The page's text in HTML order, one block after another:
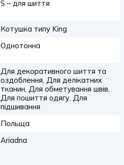
S – для шиття
Котушка типу King
Однотонна
Для декоративного шиття та
оздоблення, Для делікатних
тканин, Для обметування швів,
Для пошиття одягу, Для
підшивання
Польща
Ariadna